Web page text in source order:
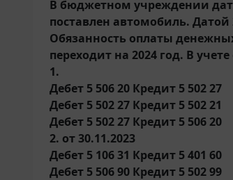
В бюджетном учреждении
поставлен автомобиль.
Обязанность оплаты
переходит на 2024 год. В
1.
Дебет 5 506 20 Кредит 5 502 27
Дебет 5 502 27 Кредит 5 502 21
Дебет 5 502 27 Кредит 5 506 20
2. от 30.11.2023
Дебет 5 106 31 Кредит 5 401 60
Дебет 5 506 90 Кредит 5 502 99